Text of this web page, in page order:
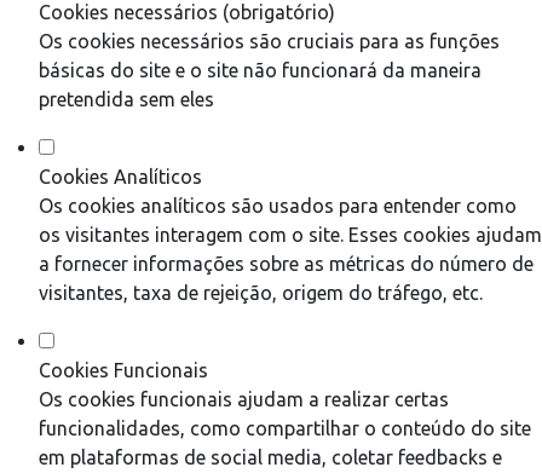
Cookies necessários (obrigatório)
Os cookies necessários são cruciais para as funções
básicas do site e o site não funcionará da maneira
pretendida sem eles
Cookies Analíticos
Os cookies analíticos são usados para entender como
os visitantes interagem com o site. Esses cookies ajudam
a fornecer informações sobre as métricas do número de
visitantes, taxa de rejeição, origem do tráfego, etc.
Cookies Funcionais
Os cookies funcionais ajudam a realizar certas
funcionalidades, como compartilhar o conteúdo do site
em plataformas de social media, coletar feedbacks e